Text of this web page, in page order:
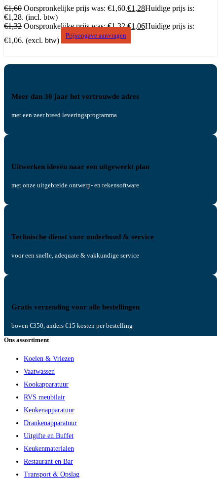
€1,60 Oorspronkelijke prijs was: €1,60.€1,28Huidige prijs is:
€1,28. (incl. btw)
€1,32 Oorspronkelijke prijs was: €1,32.€1,06Huidige prijs is:
€1,06. (excl. btw)
Prijsopgave aanvragen
Meer dan 30 jaar het vertrouwde adres
met een zeer breed leveringsprogramma
Uitwerken ideeën naar een uitgewerkt plan
met onze uitgebreide ontwerp- en tekensoftware
Technische dienst voor onderhoud & service
voor een snelle, adequate & vakkundige service
Gratis verzending voor alle bestellingen
boven €350, anders €15 kosten per bestelling
Ons assortiment
Koelen & Vriezen
Vaatwassen
Kookapparatuur
RVS meubilair
Keukenapparatuur
Drankenapparatuur
Uitgifte en Buffet
Keukenmaterialen
Restaurant en Bar
Transport & Opslag